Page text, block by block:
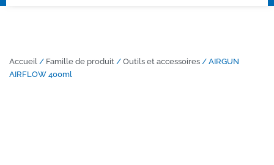
Accueil / Famille de produit / Outils et accessoires / AIRGUN
AIRFLOW 400ml